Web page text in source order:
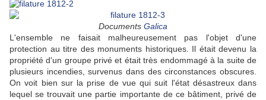
Documents Galica
L'ensemble ne faisait malheureusement pas l'objet d'une
protection au titre des monuments historiques. Il était devenu la
propriété d'un groupe privé et était très endommagé à la suite de
plusieurs incendies, survenus dans des circonstances obscures.
On voit bien sur la prise de vue qui suit l'état désastreux dans
lequel se trouvait une partie importante de ce bâtiment, privé de